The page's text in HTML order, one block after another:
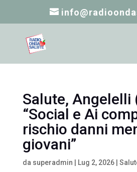
Salute, Angelelli
“Social e Ai
rischio danni
giovani”
da superadmin Lug 2, 2026|